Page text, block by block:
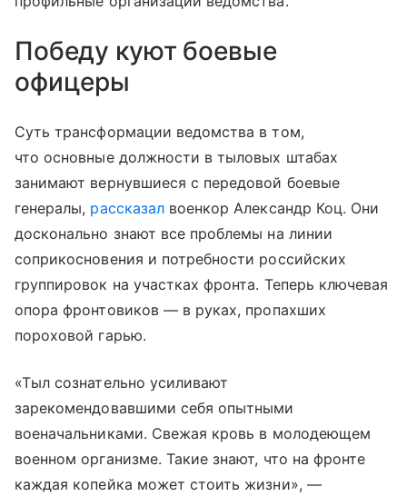
Победу куют боевые
офицеры
Суть трансформации ведомства в том,
что основные должности в тыловых штабах
занимают вернувшиеся с передовой боевые
генералы, рассказалвоенкор Александр Коц. Они
досконально знают все проблемы на линии
соприкосновения и потребности российских
группировок на участках фронта. Теперь ключевая
опора фронтовиков — в руках, пропахших
пороховой гарью.
«Тыл сознательно усиливают
зарекомендовавшими себя опытными
военачальниками. Свежая кровь в молодеющем
военном организме. Такие знают, что на фронте
каждая копейка может стоить жизни», —